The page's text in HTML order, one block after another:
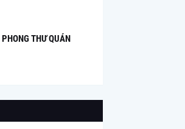
PHONG THƯ QUÁN